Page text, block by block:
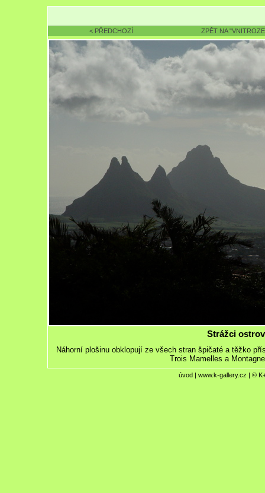
< PŘEDCHOZÍ ZPĚT NA
Strážci
Náhorní plošinu obklopují ze všech stran špičaté a těžko
Trois Mamelles a
úvod| www.k-gallery.cz | ©